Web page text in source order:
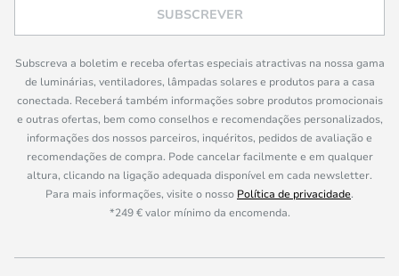
SUBSCREVER
Subscreva a boletim e receba ofertas especiais atractivas na nossa gama
de luminárias, ventiladores, lâmpadas solares e produtos para a casa
conectada. Receberá também informações sobre produtos promocionais
e outras ofertas, bem como conselhos e recomendações personalizados,
informações dos nossos parceiros, inquéritos, pedidos de avaliação e
recomendações de compra. Pode cancelar facilmente e em qualquer
altura, clicando na ligação adequada disponível em cada newsletter.
Para mais informações, visite o nosso Política de privacidade.
*249 € valor mínimo da encomenda.